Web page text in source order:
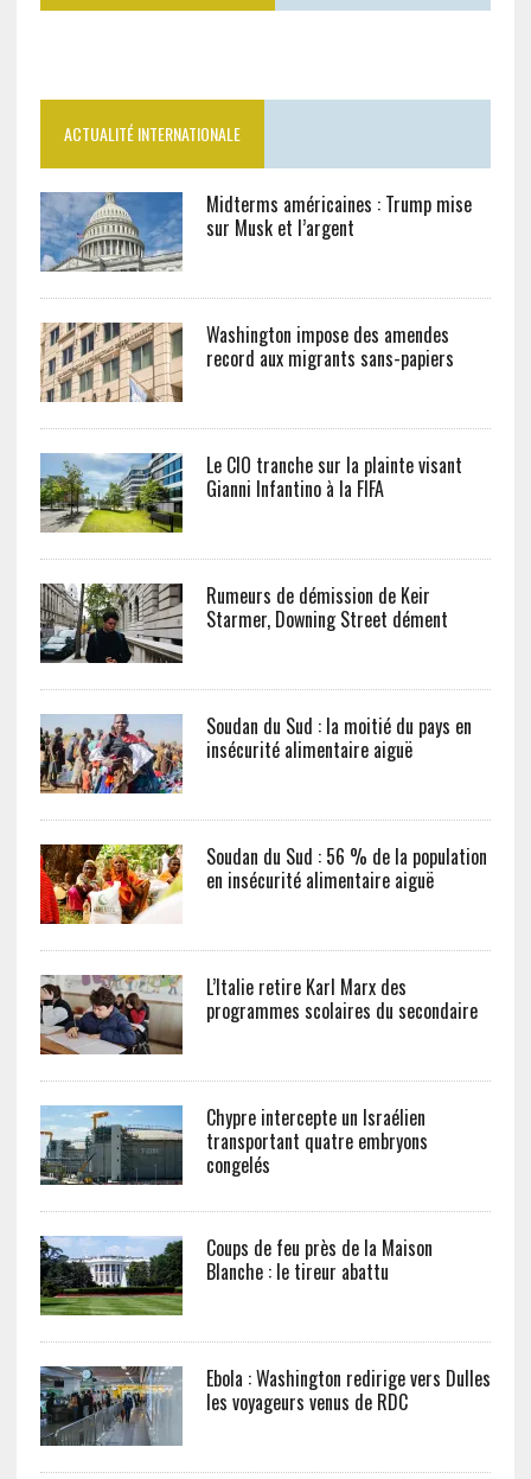
ACTUALITÉ INTERNATIONALE
Midterms américaines : Trump mise
sur Musk et l’argent
Washington impose des amendes
record aux migrants sans-papiers
Le CIO tranche sur la plainte visant
Gianni Infantino à la FIFA
Rumeurs de démission de Keir
Starmer, Downing Street dément
Soudan du Sud : la moitié du pays en
insécurité alimentaire aiguë
Soudan du Sud : 56 % de la population
en insécurité alimentaire aiguë
L’Italie retire Karl Marx des
programmes scolaires du secondaire
Chypre intercepte un Israélien
transportant quatre embryons
congelés
Coups de feu près de la Maison
Blanche : le tireur abattu
Ebola : Washington redirige vers Dulles
les voyageurs venus de RDC